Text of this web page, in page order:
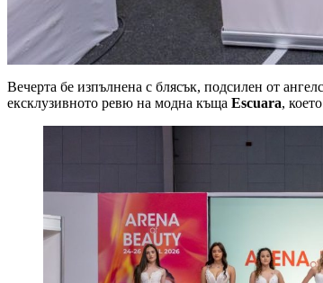
Вечерта бе изпълнена с блясък, подсилен от
ексклузивното ревю на модна къща Escuara,